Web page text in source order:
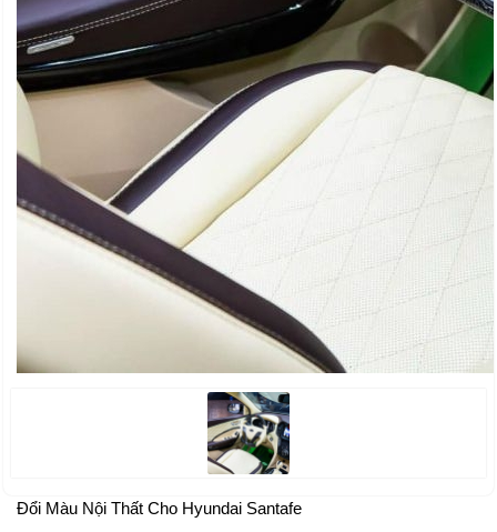
Đổi Màu Nội Thất Cho Hyundai Santafe